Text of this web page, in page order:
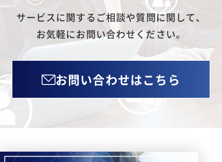
サービスに関するご相談や質問に関して、
お気軽にお問い合わせください。
お問い合わせはこちら